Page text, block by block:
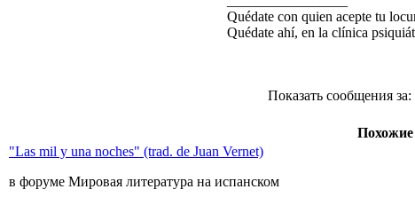
Quédate con quien acepte tu
Quédate ahí, en la clínica
Показать сообщения за:
"Las mil y una noches" (trad. de Juan Vernet)
в форуме Мировая литература на испанском